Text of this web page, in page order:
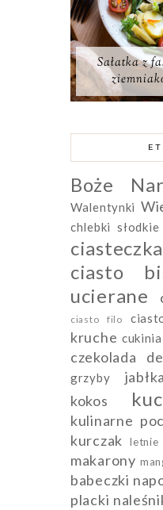
Sałatka z
Boże
Walentynki
chlebki słodkie
ciasteczka
ciasto
ucierane
ciasto filo
kruche cukinia
czekolada
grzyby jabłka
kokos
kulinarne
kurczak
letnie
makarony
babeczki
placki